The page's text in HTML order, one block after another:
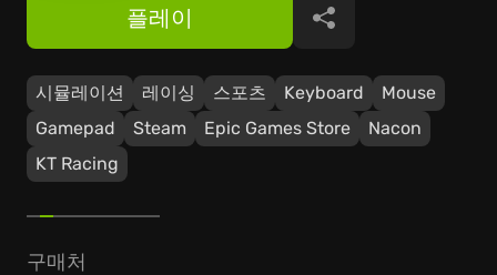
시뮬레이션 레이싱 스포츠 Keyboard
Mouse
Gamepad
Steam Epic Games Store
Nacon
KT Racing
플레이 공유
구매처